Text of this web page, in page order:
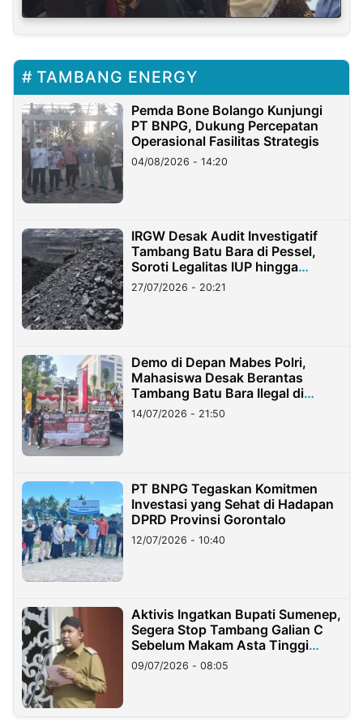
TAMBANG ENERGY
Pemda Bone Bolango Kunjungi
PT BNPG, Dukung Percepatan
Operasional Fasilitas Strategis
04/08/2026 - 14:20
IRGW Desak Audit Investigatif
Tambang Batu Bara di Pessel,
Soroti Legalitas IUP hingga
Stockpile
27/07/2026 - 20:21
Demo di Depan Mabes Polri,
Mahasiswa Desak Berantas
Tambang Batu Bara Ilegal di
Lampung
14/07/2026 - 21:50
PT BNPG Tegaskan Komitmen
Investasi yang Sehat di Hadapan
DPRD Provinsi Gorontalo
12/07/2026 - 10:40
Aktivis Ingatkan Bupati Sumenep,
Segera Stop Tambang Galian C
Sebelum Makam Asta Tinggi
Longsor
09/07/2026 - 08:05